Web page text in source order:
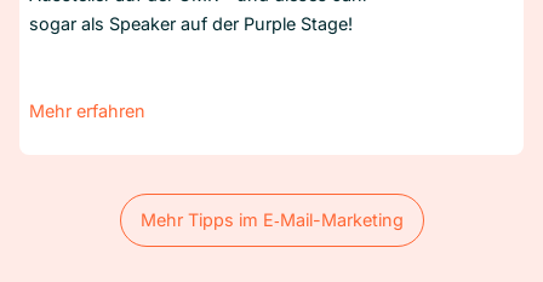
sogar als Speaker auf der Purple Stage!
Mehr erfahren
Mehr Tipps im E‑Mail-Marketing
Mehr Tipps im E‑Mail-Marketing